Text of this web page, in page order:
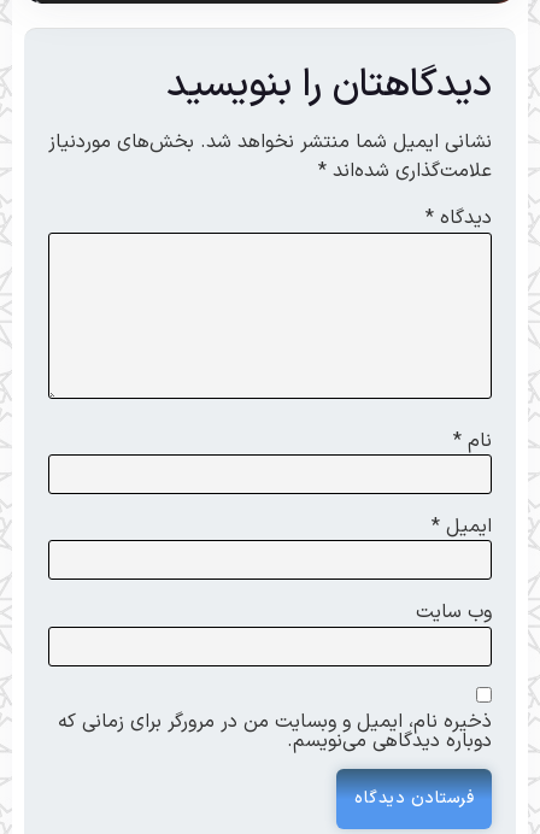
دیدگاهتان را بنویسید
نشانی ایمیل شما منتشر نخواهد شد. بخش‌های موردنیاز
علامت‌گذاری شده‌اند *
دیدگاه *
نام *
ایمیل *
وب‌ سایت
ذخیره نام، ایمیل و وبسایت من در مرورگر برای زمانی که
دوباره دیدگاهی می‌نویسم.